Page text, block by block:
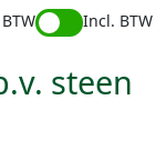
Incl. BTW
steen